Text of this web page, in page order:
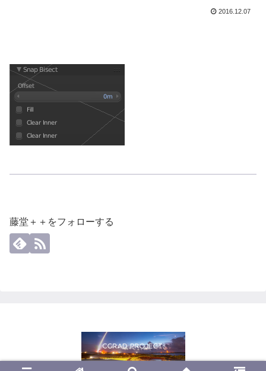
2016.12.07
藤堂＋＋をフォローする